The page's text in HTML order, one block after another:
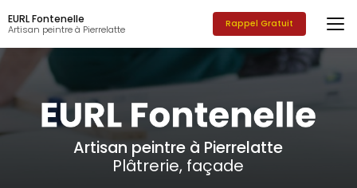
au
contenu
principal
EURL Fontenelle
Artisan peintre à Pierrelatte Rappel Gratuit
Artisan peintre à Pierrelatte
Plâtrerie, façade